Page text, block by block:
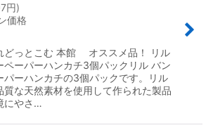
円)
価格
どっとこむ 本館 オススメ品！ リル
ペーパーハンカチ3個パックリル バン
パーハンカチの3個パックです。リル
質な天然素材を使用して作られた製品
にやさ…